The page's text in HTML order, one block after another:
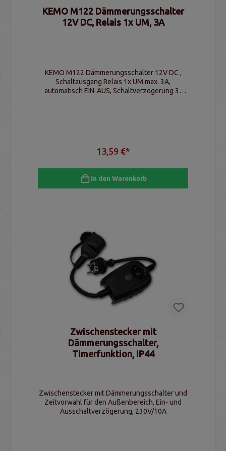
KEMO M122 Dämmerungsschalter
12V DC, Relais 1x UM, 3A
KEMO M122 Dämmerungsschalter 12V DC ,
Schaltausgang Relais 1x UM max. 3A,
automatisch EIN-AUS, Schaltverzögerung 3-
13,59 €*
In den Warenkorb
Zwischenstecker mit
Dämmerungsschalter,
Timerfunktion, IP44
Zwischenstecker mit Dämmerungsschalter und
Zeitvorwahl für den Außenbereich, Ein- und
Ausschaltverzögerung, 230V/10A